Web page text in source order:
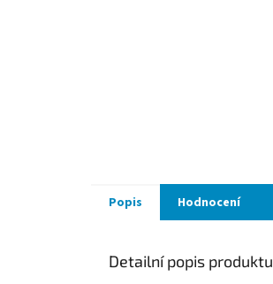
Popis Hodnocení
Detailní popis produktu